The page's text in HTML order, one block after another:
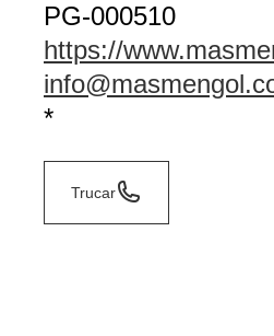
PG-000510
https://
*
Trucar